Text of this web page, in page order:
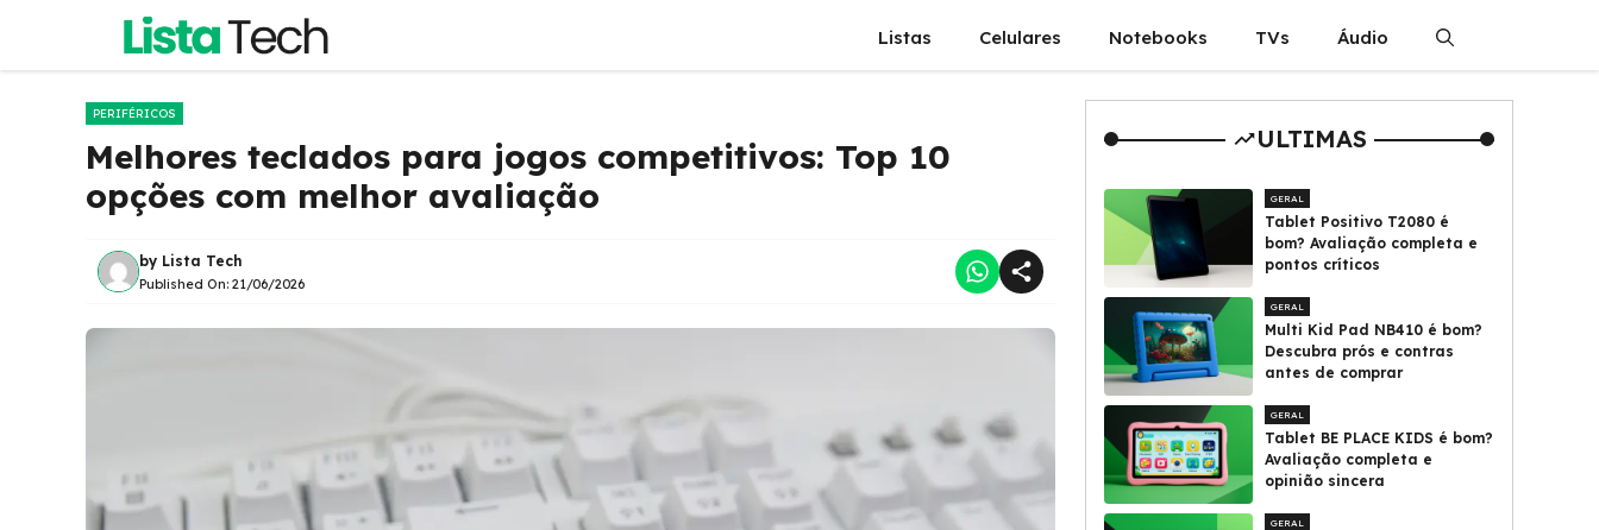
o
Listas Celulares Notebooks TVs Áudio
PERIFÉRICOS
Melhores teclados para jogos competitivos: Top 10
opções com melhor avaliação
by Lista Tech
Published On: 21/06/2026
ULTIMAS
GERAL
Tablet Positivo T2080 é
bom? Avaliação completa e
pontos críticos
GERAL
Multi Kid Pad NB410 é bom?
Descubra prós e contras
antes de comprar
GERAL
Tablet BE PLACE KIDS é bom?
Avaliação completa e
opinião sincera
GERAL